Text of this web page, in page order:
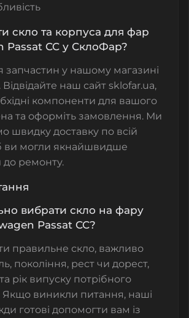
скло та корпуса для фар
Passat CC у СклоФар?
запчастин у нашому магазині
наш сайт sklofar.ua,
компоненти для вашого
та оформіть замовлення. Ми
швидку доставку по всій
ви могли якнайшвидше
до ремонту.
вибрати скло на фару
Passat CC?
правильне скло, важливо
покоління, рест чи дорест,
рік випуску потрібного
Якщо виникли питання, наші
готові допомогти вам із